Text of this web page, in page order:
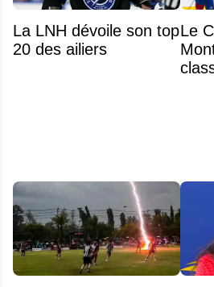
La LNH dévoile son top
20 des ailiers
Le